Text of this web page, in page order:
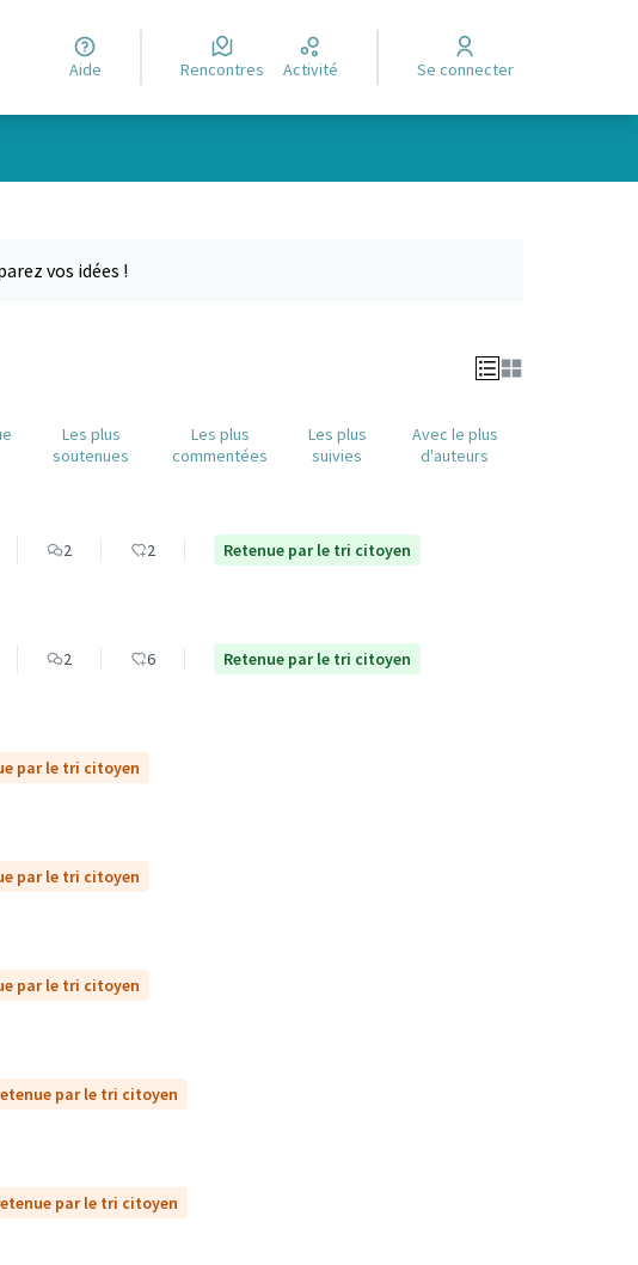
Aide Rencontres Activité Se connecter
vos idées !
Les plus
soutenues
Les plus
commentées
Les plus
suivies
Avec le plus
d'auteurs
2 2 Retenue par le tri citoyen
2 6 Retenue par le tri citoyen
par le tri citoyen
par le tri citoyen
par le tri citoyen
par le tri citoyen
par le tri citoyen